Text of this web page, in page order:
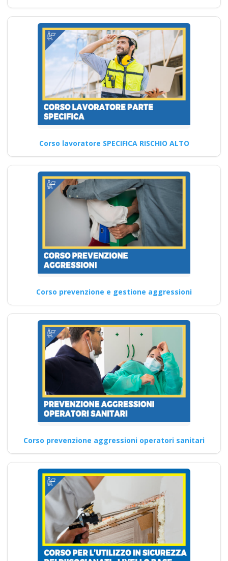
Corso lavoratore SPECIFICA RISCHIO ALTO
Corso prevenzione e gestione aggressioni
Corso prevenzione aggressioni operatori sanitari